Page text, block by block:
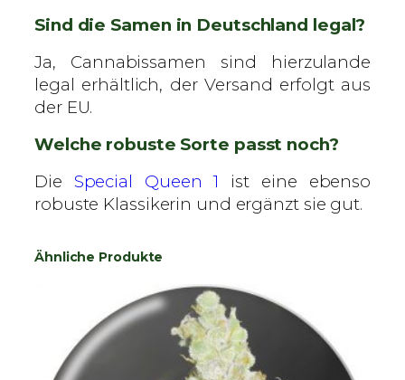
Sind die Samen in Deutschland legal?
Ja, Cannabissamen sind hierzulande
legal erhältlich, der Versand erfolgt aus
der EU.
Welche robuste Sorte passt noch?
Die Special Queen 1
ist eine ebenso
robuste Klassikerin und ergänzt sie gut.
Ähnliche Produkte